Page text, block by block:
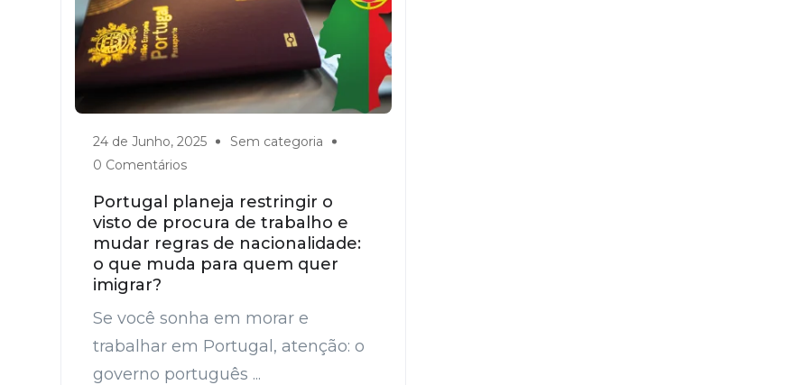
24 de Junho, 2025
Sem categoria
0 Comentários
Portugal planeja restringir o
visto de procura de trabalho e
mudar regras de nacionalidade:
o que muda para quem quer
imigrar?
Se você sonha em morar e
trabalhar em Portugal, atenção: o
governo português ...